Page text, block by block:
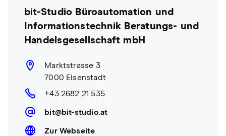
bit-Studio Büroautomation und
Informationstechnik Beratungs- und
Handelsgesellschaft mbH
Marktstrasse 3
7000 Eisenstadt
+43 2682 21 535
bit@bit-studio.at
Zur Webseite